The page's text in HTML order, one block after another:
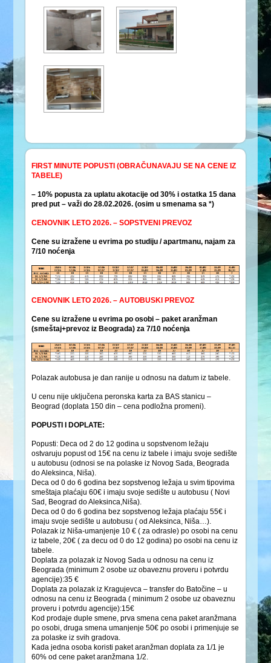
FIRST MINUTE POPUSTI (OBRAČUNAVAJU SE NA CENE IZ
TABELE)
– 10% popusta za uplatu akotacije od 30% i ostatka 15 dana
pred put – važi do 28.02.2026. (osim u smenama sa *)
CENOVNIK LETO 2026. – SOPSTVENI PREVOZ
Cene su izražene u evrima po studiju / apartmanu, najam za
7/10 noćenja
CENOVNIK LETO 2026. – AUTOBUSKI PREVOZ
Cene su izražene u evrima po osobi – paket aranžman
(smeštaj+prevoz iz Beograda) za 7/10 noćenja
Polazak autobusa je dan ranije u odnosu na datum iz tabele.
U cenu nije uključena peronska karta za BAS stanicu –
Beograd (doplata 150 din – cena podložna promeni).
POPUSTI I DOPLATE:
Popusti: Deca od 2 do 12 godina u sopstvenom ležaju
ostvaruju popust od 15€ na cenu iz tabele i imaju svoje sedište
u autobusu (odnosi se na polaske iz Novog Sada, Beograda
do Aleksinca, Niša).
Deca od 0 do 6 godina bez sopstvenog ležaja u svim tipovima
smeštaja plaćaju 60€ i imaju svoje sedište u autobusu ( Novi
Sad, Beograd do Aleksinca,Niša).
Deca od 0 do 6 godina bez sopstvenog ležaja plaćaju 55€ i
imaju svoje sedište u autobusu ( od Aleksinca, Niša…).
Polazak iz Niša-umanjenje 10 € ( za odrasle) po osobi na cenu
iz tabele, 20€ ( za decu od 0 do 12 godina) po osobi na cenu iz
tabele.
Doplata za polazak iz Novog Sada u odnosu na cenu iz
Beograda (minimum 2 osobe uz obaveznu proveru i potvrdu
agencije):35 €
Doplata za polazak iz Kragujevca – transfer do Batočine – u
odnosu na cenu iz Beograda ( minimum 2 osobe uz obaveznu
proveru i potvrdu agencije):15€
Kod prodaje duple smene, prva smena cena paket aranžmana
po osobi, druga smena umanjenje 50€ po osobi i primenjuje se
za polaske iz svih gradova.
Kada jedna osoba koristi paket aranžman doplata za 1/1 je
60% od cene paket aranžmana 1/2.